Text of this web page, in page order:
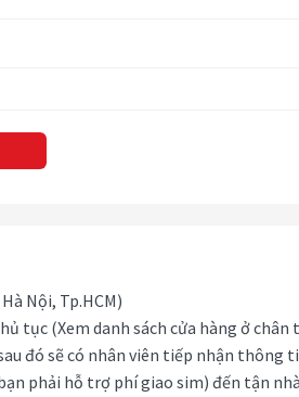
Nội, Tp.HCM)
tục (Xem danh sách cửa hàng ở chân
đó sẽ có nhân viên tiếp nhận thông
phải hỗ trợ phí giao sim) đến tận